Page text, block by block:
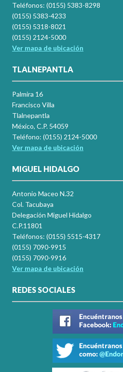
Teléfonos: (0155) 5383-8298
(0155) 5383-4233
(0155) 5318-8021
(0155) 2124-5000
Ver mapa de ubicación
TLALNEPANTLA
Palmira 16
Francisco Villa
Tlalnepantla
México, C.P. 54059
Teléfono: (0155) 2124-5000
Ver mapa de ubicación
MIGUEL HIDALGO
Antonio Maceo N.32
Col. Tacubaya
Delegación Miguel Hidalgo
C.P.11801
Teléfonos: (0155) 5515-4317
(0155) 7090-9915
(0155) 7090-9916
Ver mapa de ubicación
REDES SOCIALES